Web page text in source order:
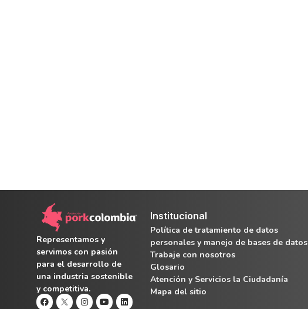
Representamos y
servimos con pasión
para el desarrollo de
una industria sostenible
y competitiva.
Institucional
Política de tratamiento de datos
personales y manejo de bases de datos
Trabaje con nosotros
Glosario
Atención y Servicios la Ciudadanía
Mapa del sitio